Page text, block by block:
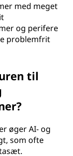
med meget
og perifere
problemfrit
til
øger AI- og
som ofte